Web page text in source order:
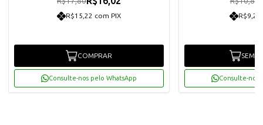
R$15,22 com PIX
COMPRAR
Consulte-nos pelo WhatsApp
R$9,23
SEM
Consulte-nos